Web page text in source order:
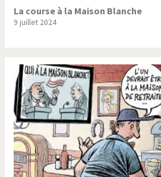
La course à la Maison Blanche
9 juillet 2024